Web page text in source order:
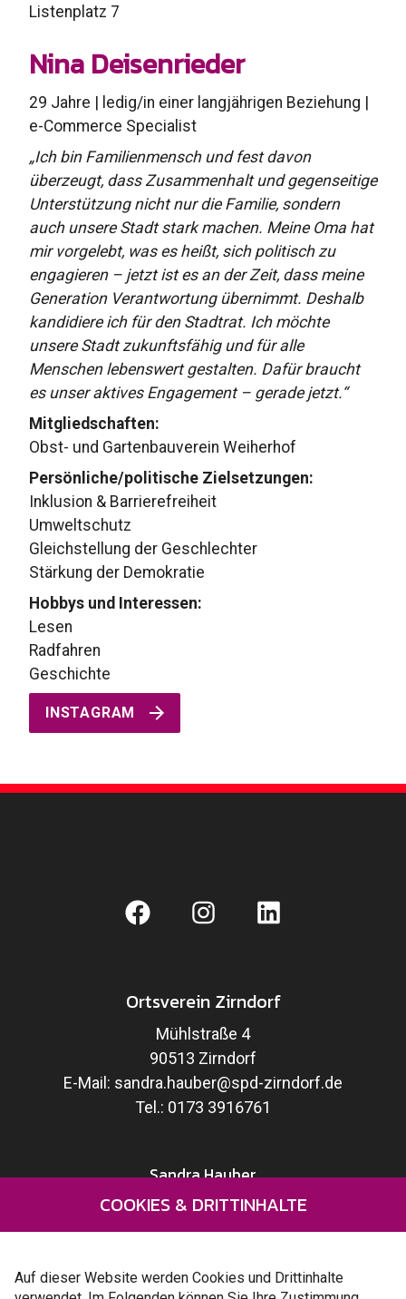
Listenplatz 7
Nina Deisenrieder
29 Jahre | ledig/in einer langjährigen Beziehung |
e-Commerce Specialist
„Ich bin Familienmensch und fest davon
überzeugt, dass Zusammenhalt und gegenseitige
Unterstützung nicht nur die Familie, sondern
auch unsere Stadt stark machen. Meine Oma hat
mir vorgelebt, was es heißt, sich politisch zu
engagieren – jetzt ist es an der Zeit, dass meine
Generation Verantwortung übernimmt. Deshalb
kandidiere ich für den Stadtrat. Ich möchte
unsere Stadt zukunftsfähig und für alle
Menschen lebenswert gestalten. Dafür braucht
es unser aktives Engagement – gerade jetzt.“
Mitgliedschaften:
Obst- und Gartenbauverein Weiherhof
Persönliche/politische Zielsetzungen:
Inklusion & Barrierefreiheit
Umweltschutz
Gleichstellung der Geschlechter
Stärkung der Demokratie
Hobbys und Interessen:
Lesen
Radfahren
Geschichte
INSTAGRAM
Ortsverein Zirndorf
Mühlstraße 4
90513 Zirndorf
E-Mail: sandra.hauber@spd-zirndorf.de
Tel.: 0173 3916761
Sandra Hauber
Wahlprogramm
Kandidaten
Kontakt
COOKIES & DRITTINHALTE
Auf dieser Website werden Cookies und Drittinhalte